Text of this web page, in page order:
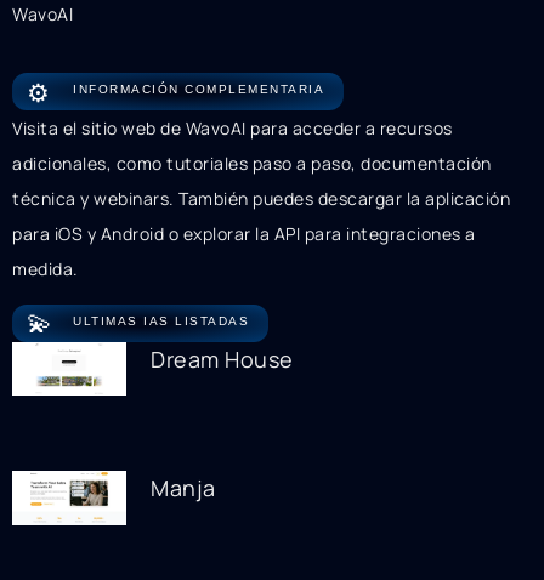
WavoAI
⚙️ INFORMACIÓN COMPLEMENTARIA
Visita el sitio web de WavoAI para acceder a recursos
adicionales, como tutoriales paso a paso, documentación
técnica y webinars. También puedes descargar la aplicación
para iOS y Android o explorar la API para integraciones a
medida.
💫 ULTIMAS IAS LISTADAS
Dream House
Manja